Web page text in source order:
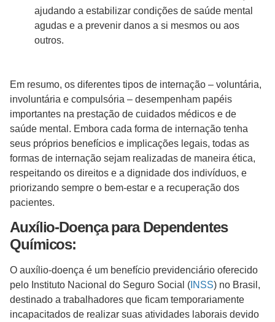
ajudando a estabilizar condições de saúde mental
agudas e a prevenir danos a si mesmos ou aos
outros.
Em resumo, os diferentes tipos de internação – voluntária,
involuntária e compulsória – desempenham papéis
importantes na prestação de cuidados médicos e de
saúde mental. Embora cada forma de internação tenha
seus próprios benefícios e implicações legais, todas as
formas de internação sejam realizadas de maneira ética,
respeitando os direitos e a dignidade dos indivíduos, e
priorizando sempre o bem-estar e a recuperação dos
pacientes.
Auxílio-Doença para Dependentes
Químicos:
O auxílio-doença é um benefício previdenciário oferecido
pelo Instituto Nacional do Seguro Social ( INSS) no Brasil,
destinado a trabalhadores que ficam temporariamente
incapacitados de realizar suas atividades laborais devido